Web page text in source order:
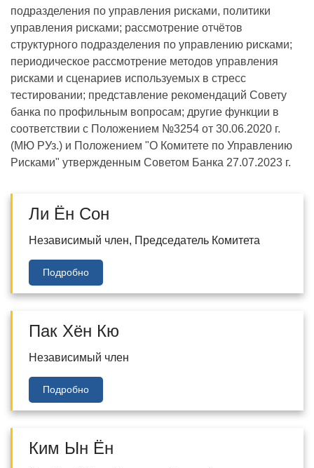
подразделения по управления рисками, политики
управления рисками; рассмотрение отчётов
структурного подразделения по управлению рисками;
периодическое рассмотрение методов управления
рисками и сценариев используемых в стресс
тестировании; представление рекомендаций Совету
банка по профильным вопросам; другие функции в
соответствии с Положением №3254 от 30.06.2020 г.
(МЮ РУз.) и Положением "О Комитете по Управлению
Рисками" утвержденным Советом Банка 27.07.2023 г.
Ли Ён Сон
Независимый член, Председатель Комитета
Подробно
Пак Хён Кю
Независимый член
Подробно
Ким Ын Ён